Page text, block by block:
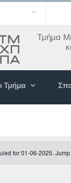
Τμήμα
Τμήμα
for 01-06-2025. Jump